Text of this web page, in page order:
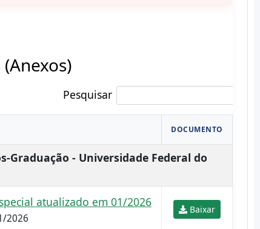
Pesquisar
DOCUMENTO
Graduação - Universidade Federal do
atualizado em 01/2026
2026
Baixar